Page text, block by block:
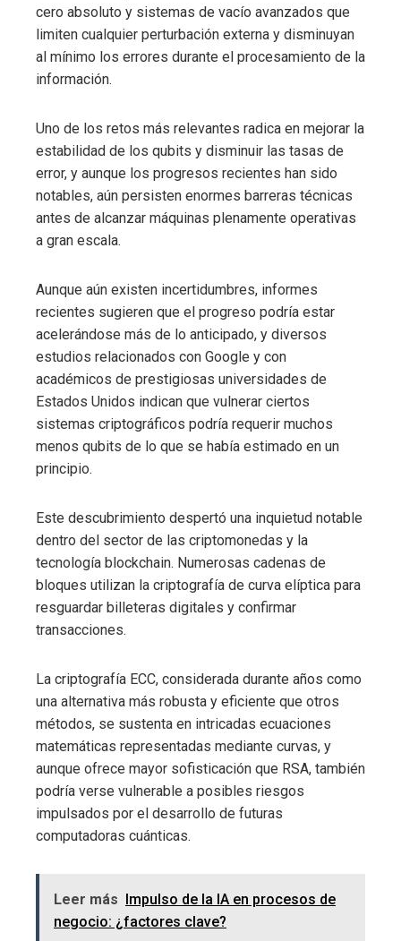
cero absoluto y sistemas de vacío avanzados que
limiten cualquier perturbación externa y disminuyan
al mínimo los errores durante el procesamiento de la
información.
Uno de los retos más relevantes radica en mejorar la
estabilidad de los qubits y disminuir las tasas de
error, y aunque los progresos recientes han sido
notables, aún persisten enormes barreras técnicas
antes de alcanzar máquinas plenamente operativas
a gran escala.
Aunque aún existen incertidumbres, informes
recientes sugieren que el progreso podría estar
acelerándose más de lo anticipado, y diversos
estudios relacionados con Google y con
académicos de prestigiosas universidades de
Estados Unidos indican que vulnerar ciertos
sistemas criptográficos podría requerir muchos
menos qubits de lo que se había estimado en un
principio.
Este descubrimiento despertó una inquietud notable
dentro del sector de las criptomonedas y la
tecnología blockchain. Numerosas cadenas de
bloques utilizan la criptografía de curva elíptica para
resguardar billeteras digitales y confirmar
transacciones.
La criptografía ECC, considerada durante años como
una alternativa más robusta y eficiente que otros
métodos, se sustenta en intricadas ecuaciones
matemáticas representadas mediante curvas, y
aunque ofrece mayor sofisticación que RSA, también
podría verse vulnerable a posibles riesgos
impulsados por el desarrollo de futuras
computadoras cuánticas.
Leer más
Impulso de la IA en procesos de
negocio: ¿factores clave?